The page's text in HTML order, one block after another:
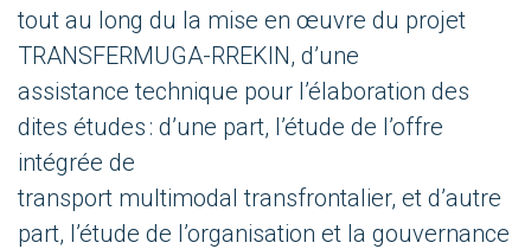
tout au long du la mise en œuvre du projet
TRANSFERMUGA-RREKIN, d’une
assistancetechnique pour l’élaboration des
dites études : d’une part, l’étude de l’offre
intégrée de
transport multimodal transfrontalier, et d’autre
part, l’étude de l’organisation et la gouvernance